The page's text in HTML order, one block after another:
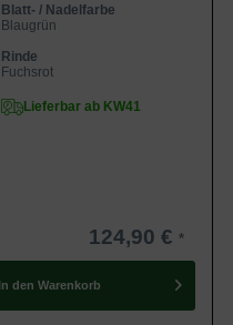
Blatt- / Nadelfarbe
Blaugrün
Rinde
Fuchsrot
Lieferbar ab KW41
124,90 €
In den Warenkorb